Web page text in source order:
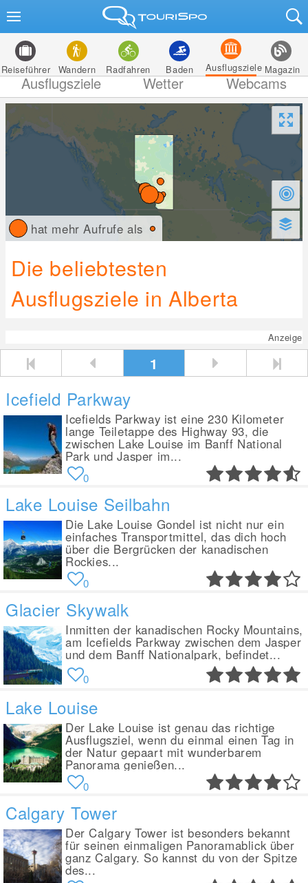
Reiseführer Wandern Radfahren Baden Ausflugsziele Magazin
Ausflugsziele Wetter Webcams
hat mehr Aufrufe als
Die beliebtesten
Ausflugsziele in Alberta
Anzeige
1
Icefield Parkway
Icefields Parkway ist eine 230 Kilometer
lange Teiletappe des Highway 93, die
zwischen Lake Louise im Banff National
Park und Jasper im...
0
Lake Louise Seilbahn
Die Lake Louise Gondel ist nicht nur ein
einfaches Transportmittel, das dich hoch
über die Bergrücken der kanadischen
Rockies...
0
Glacier Skywalk
Inmitten der kanadischen Rocky Mountains,
am Icefields Parkway zwischen dem Jasper
und dem Banff Nationalpark, befindet...
0
Lake Louise
Der Lake Louise ist genau das richtige
Ausflugsziel, wenn du einmal einen Tag in
der Natur gepaart mit wunderbarem
Panorama genießen...
0
Calgary Tower
Der Calgary Tower ist besonders bekannt
für seinen einmaligen Panoramablick über
ganz Calgary. So kannst du von der Spitze
des...